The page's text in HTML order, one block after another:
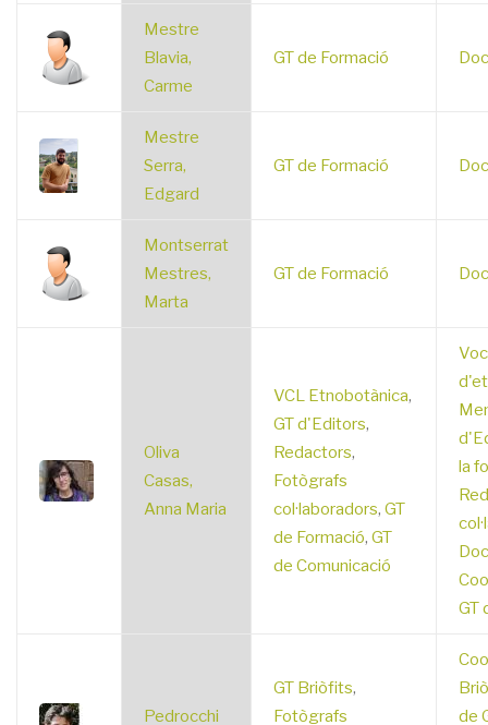
Mestre
Blavia,
Carme
GT de Formació
Mestre
Serra,
Edgard
GT de Formació
Montserrat
Mestres,
Marta
GT de Formació
Oliva
Casas,
Anna Maria
VCL Etnobotànica,
GT d'Editors,
Redactors,
Fotògrafs
col·laboradors, GT
de Formació, GT
de Comunicació
la
GT
Pedrocchi
GT Briòfits,
Fotògrafs
de